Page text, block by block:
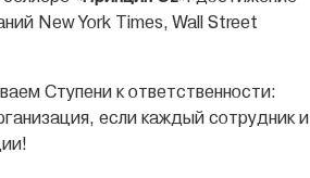
New York Times, Wall Street
Ступени к ответственности:
если каждый сотрудник и